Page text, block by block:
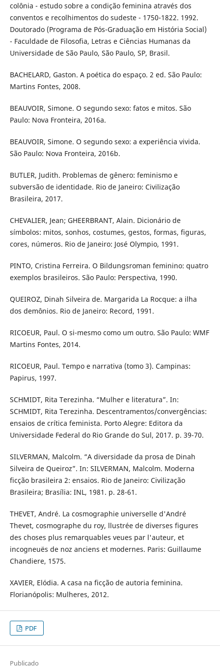
colônia - estudo sobre a condição feminina através dos
conventos e recolhimentos do sudeste - 1750-1822. 1992.
Doutorado (Programa de Pós-Graduação em História Social)
- Faculdade de Filosofia, Letras e Ciências Humanas da
Universidade de São Paulo, São Paulo, SP, Brasil.
BACHELARD, Gaston. A poética do espaço. 2 ed. São Paulo:
Martins Fontes, 2008.
BEAUVOIR, Simone. O segundo sexo: fatos e mitos. São
Paulo: Nova Fronteira, 2016a.
BEAUVOIR, Simone. O segundo sexo: a experiência vivida.
São Paulo: Nova Fronteira, 2016b.
BUTLER, Judith. Problemas de gênero: feminismo e
subversão de identidade. Rio de Janeiro: Civilização
Brasileira, 2017.
CHEVALIER, Jean; GHEERBRANT, Alain. Dicionário de
símbolos: mitos, sonhos, costumes, gestos, formas, figuras,
cores, números. Rio de Janeiro: José Olympio, 1991.
PINTO, Cristina Ferreira. O Bildungsroman feminino: quatro
exemplos brasileiros. São Paulo: Perspectiva, 1990.
QUEIROZ, Dinah Silveira de. Margarida La Rocque: a ilha
dos demônios. Rio de Janeiro: Record, 1991.
RICOEUR, Paul. O si-mesmo como um outro. São Paulo: WMF
Martins Fontes, 2014.
RICOEUR, Paul. Tempo e narrativa (tomo 3). Campinas:
Papirus, 1997.
SCHMIDT, Rita Terezinha. “Mulher e literatura”. In:
SCHMIDT, Rita Terezinha. Descentramentos/convergências:
ensaios de crítica feminista. Porto Alegre: Editora da
Universidade Federal do Rio Grande do Sul, 2017. p. 39-70.
SILVERMAN, Malcolm. “A diversidade da prosa de Dinah
Silveira de Queiroz”. In: SILVERMAN, Malcolm. Moderna
ficção brasileira 2: ensaios. Rio de Janeiro: Civilização
Brasileira; Brasília: INL, 1981. p. 28-61.
THEVET, André. La cosmographie universelle d'André
Thevet, cosmographe du roy, llustrée de diverses figures
des choses plus remarquables veues par l'auteur, et
incogneuës de noz anciens et modernes. Paris: Guillaume
Chandiere, 1575.
XAVIER, Elódia. A casa na ficção de autoria feminina.
Florianópolis: Mulheres, 2012.
PDF
Publicado